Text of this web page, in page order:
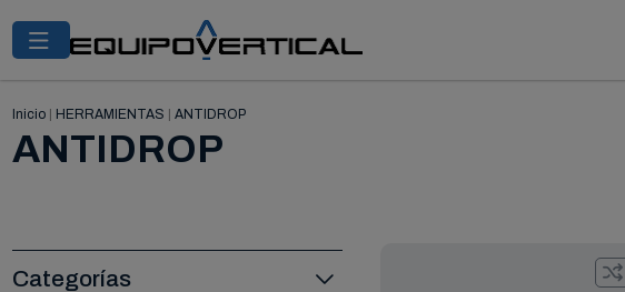
Inicio| HERRAMIENTAS | ANTIDROP
ANTIDROP
Categorías